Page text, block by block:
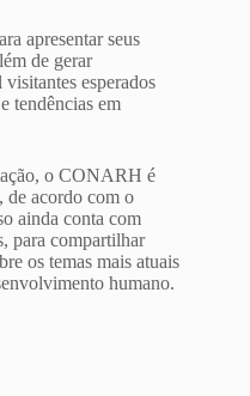
apresentar seus
de gerar
esperados
tendências em
o CONARH é
de acordo com o
ainda conta com
para compartilhar
os temas mais atuais
humano.